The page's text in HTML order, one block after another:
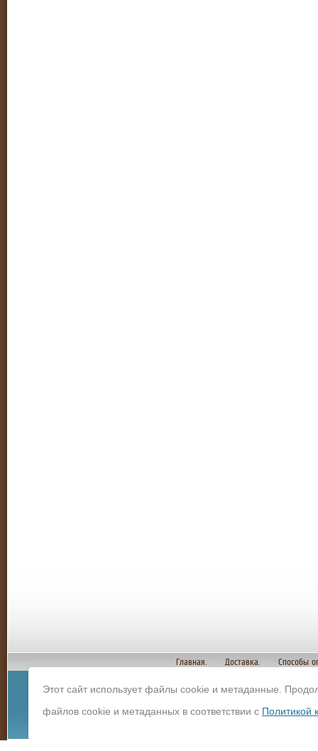
Главная. Доставка. Способы
строительных
Этот сайт использует файлы cookie и метаданные.
файлов cookie и метаданных в соответствии с Политикой